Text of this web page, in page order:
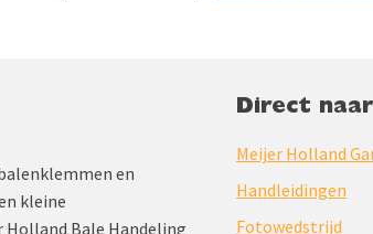
en
kleine
Holland Bale Handeling
Direct naar
Meijer Holland
Handleidingen
Fotowedstrijd